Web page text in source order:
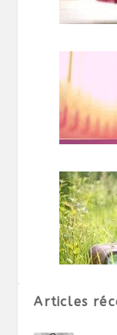
Articles